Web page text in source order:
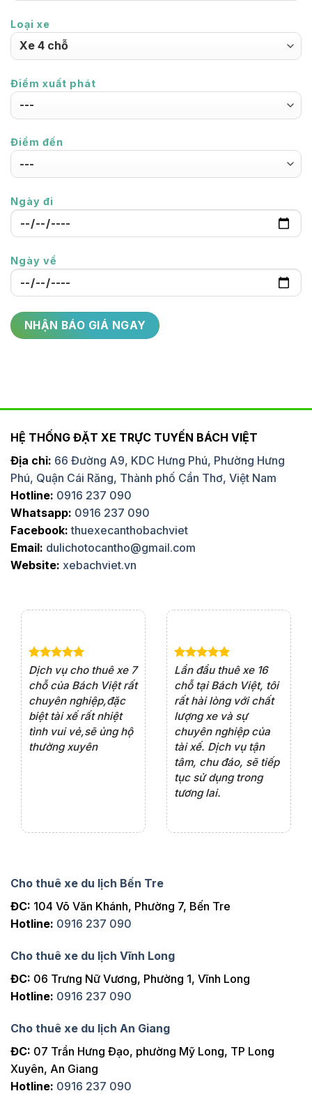
Loại xe
Điểm xuất phát
Điểm đến
Ngày đi
Ngày về
HỆ THỐNG ĐẶT XE TRỰC TUYẾN BÁCH VIỆT
Địa chỉ: 66 Đường A9, KDC Hưng Phú, Phường Hưng
Phú, Quận Cái Răng, Thành phố Cần Thơ, Việt Nam
Hotline: 0916 237 090
Whatsapp: 0916 237 090
Facebook: thuexecanthobachviet
Email: dulichotocantho@gmail.com
Website: xebachviet.vn
Dịch vụ cho thuê xe 7
chỗ của Bách Việt rất
chuyên nghiệp,đặc
biệt tài xế rất nhiệt
tình vui vẻ,sẽ ủng hộ
thường xuyên
Lần đầu thuê xe 16
chỗ tại Bách Việt, tôi
rất hài lòng với chất
lượng xe và sự
chuyên nghiệp của
tài xế. Dịch vụ tận
tâm, chu đáo, sẽ tiếp
tục sử dụng trong
tương lai.
Cho thuê xe du lịch Bến Tre
ĐC: 104 Võ Văn Khánh, Phường 7, Bến Tre
Hotline: 0916 237 090
Cho thuê xe du lịch Vĩnh Long
ĐC: 06 Trưng Nữ Vương, Phường 1, Vĩnh Long
Hotline: 0916 237 090
Cho thuê xe du lịch An Giang
ĐC: 07 Trần Hưng Đạo, phường Mỹ Long, TP Long
Xuyên, An Giang
Hotline: 0916 237 090